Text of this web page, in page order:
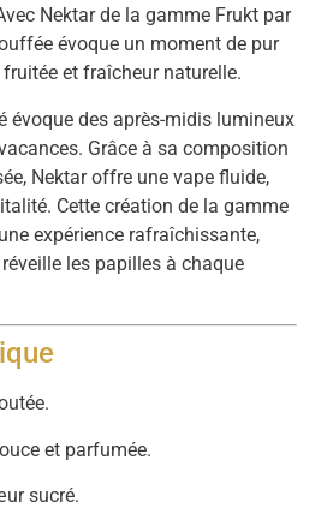
Nektar de la gamme Frukt par
évoque un moment de pur
et fraîcheur naturelle.
évoque des après-midis lumineux
Grâce à sa composition
Nektar offre une vape fluide,
Cette création de la gamme
expérience rafraîchissante,
les papilles à chaque
et parfumée.
sucré.